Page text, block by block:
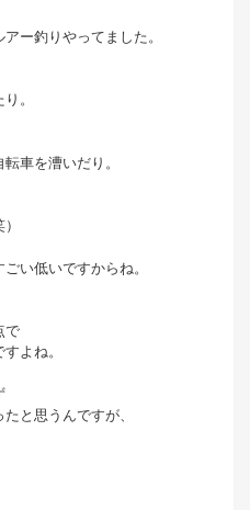
ー釣りやってました。
。
車を漕いだり。
い低いですからね。
で
よね。
と思うんですが、